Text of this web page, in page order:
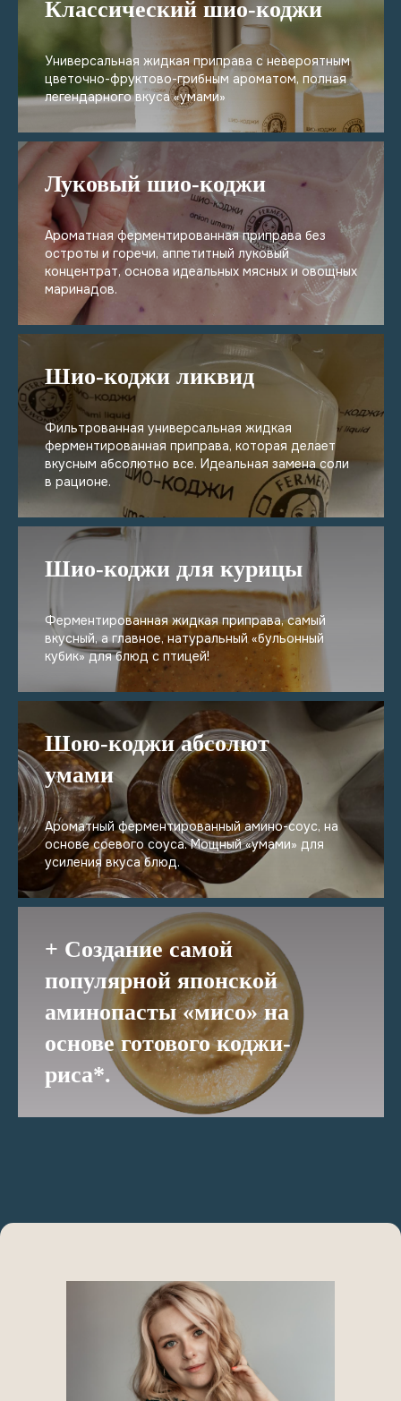
Классический шио-коджи
Универсальная жидкая приправа с невероятным
цветочно-фруктово-грибным ароматом, полная
легендарного вкуса «умами»
Луковый шио-коджи
Ароматная ферментированная приправа без
остроты и горечи, аппетитный луковый
концентрат, основа идеальных мясных и овощных
маринадов.
Шио-коджи ликвид
Фильтрованная универсальная жидкая
ферментированная приправа, которая делает
вкусным абсолютно все. Идеальная замена соли
в рационе.
Шио-коджи для курицы
Ферментированная жидкая приправа, самый
вкусный, а главное, натуральный «бульонный
кубик» для блюд с птицей!
Шою-коджи абсолют
умами
Ароматный ферментированный амино-соус, на
основе соевого соуса. Мощный «умами» для
усиления вкуса блюд.
+ Создание самой
популярной японской
аминопасты «мисо» на
основе готового коджи-
риса*.